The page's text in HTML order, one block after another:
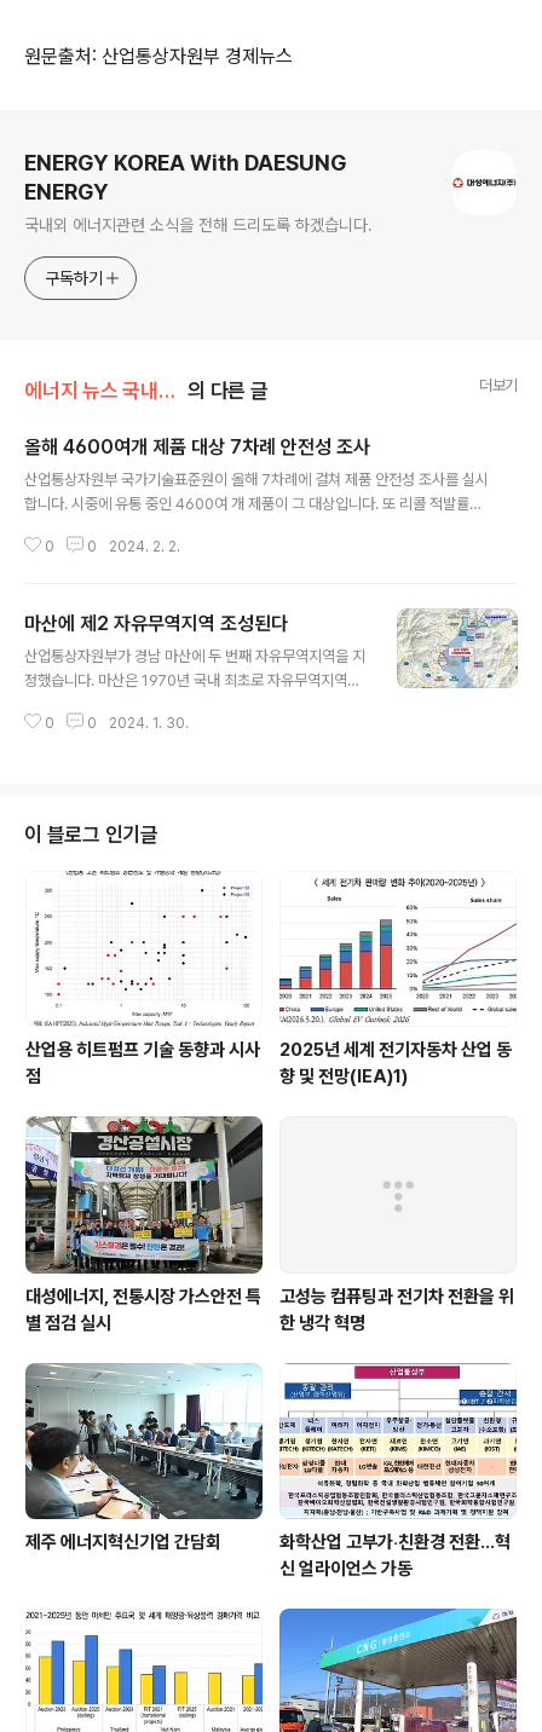
원문출처: 산업통상자원부 경제뉴스
ENERGY KOREA With DAESUNG
ENERGY
국내외 에너지관련 소식을 전해 드리도록 하겠습니다.
구독하기
에너지 뉴스 국내&해외 의 다른 글 더보기
올해 4600여개 제품 대상 7차례 안전성 조사
산업통상자원부 국가기술표준원이 올해 7차례에 걸쳐 제품 안전성 조사를 실시
합니다. 시중에 유통 중인 4600여 개 제품이 그 대상입니다. 또 리콜 적발률이
목으로 지정해 집중 조사합니다. 국표원은 이같은 내용의 ‘2024년 제품 안전성
약 품목에 대해서도 조사합니다. 이외에 KC인증을 받지 않은 제품 등의 유통과
판매를 근절하기 위해 유관기관과 합동 단속도 추진합니다. 리콜 제품 회수율을
높이기 위해 유통 형태별 맞춤형 리콜 이행 상황도 점검해 나갑니다. 원문출처:
0 0 2024. 2. 2.
마산에 제2 자유무역지역 조성된다
산업통상자원부가 경남 마산에 두 번째 자유무역지역을 지
정했습니다. 마산은 1970년 국내 최초로 자유무역지역으
통해 경제 발전에 기여해 왔습니다. 하지만 입주율 97%에
터·네트워크·인공지능 등 정보통신기업과 첨단제조업을 중
심으로 운영됩니다. 자유무역지역으로 지정되면 관련 법률
에 따라 자유로운 제조·물류·유통‧무역 활동이 보장되고, 저
렴한 임대료(공시지가의 1% 수준)와 관세 유보 혜택 등이
주어집니다. 일정 규모 이상의 외국인 투자기업과 국내 복
귀기업에는 임대료가 감면됩니다. 이번 마..
0 0 2024. 1. 30.
이 블로그 인기글
산업용 히트펌프 기술 동향과 시사
점
2025년 세계 전기자동차 산업 동
향 및 전망(IEA)1)
대성에너지, 전통시장 가스안전 특
별 점검 실시
고성능 컴퓨팅과 전기차 전환을 위
한 냉각 혁명
제주 에너지혁신기업 간담회
화학산업 고부가‧친환경 전환…혁
신 얼라이언스 가동